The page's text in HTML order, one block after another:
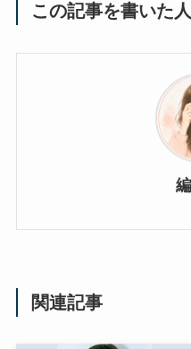
この記事を書いた人
関連記事